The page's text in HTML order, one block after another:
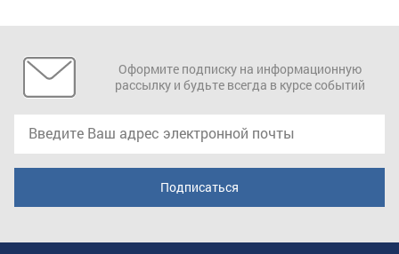
Оформите подписку на информационную
рассылку и будьте всегда в курсе событий